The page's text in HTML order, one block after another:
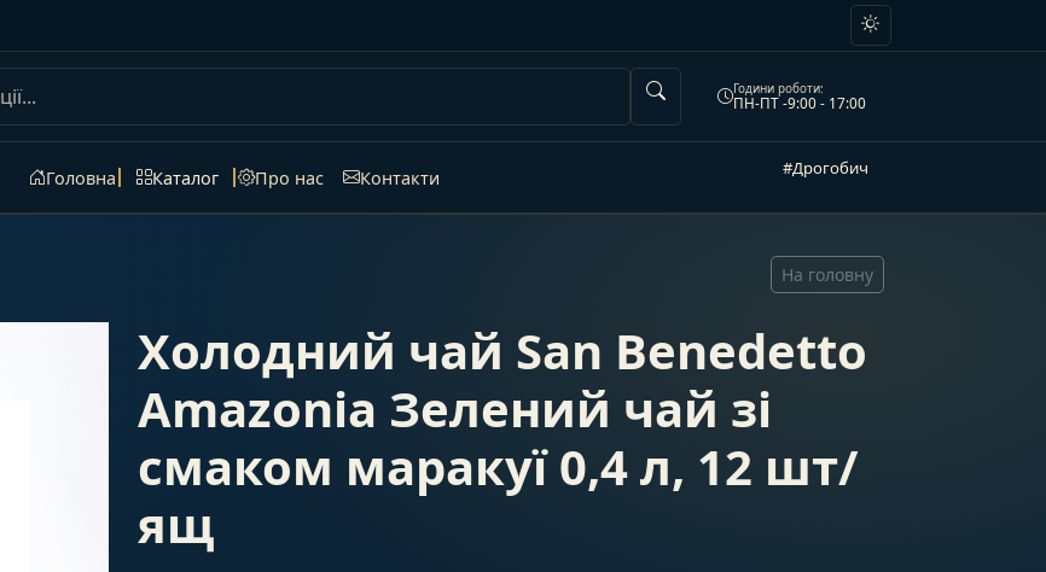
Години роботи:
ПН-ПТ -9:00 - 17:00
Головна Каталог Про нас Контакти #Дрогобич
На головну
Холодний чай San Benedetto
Amazonia Зелений чай зі
смаком маракуї 0,4 л, 12 шт/
ящ